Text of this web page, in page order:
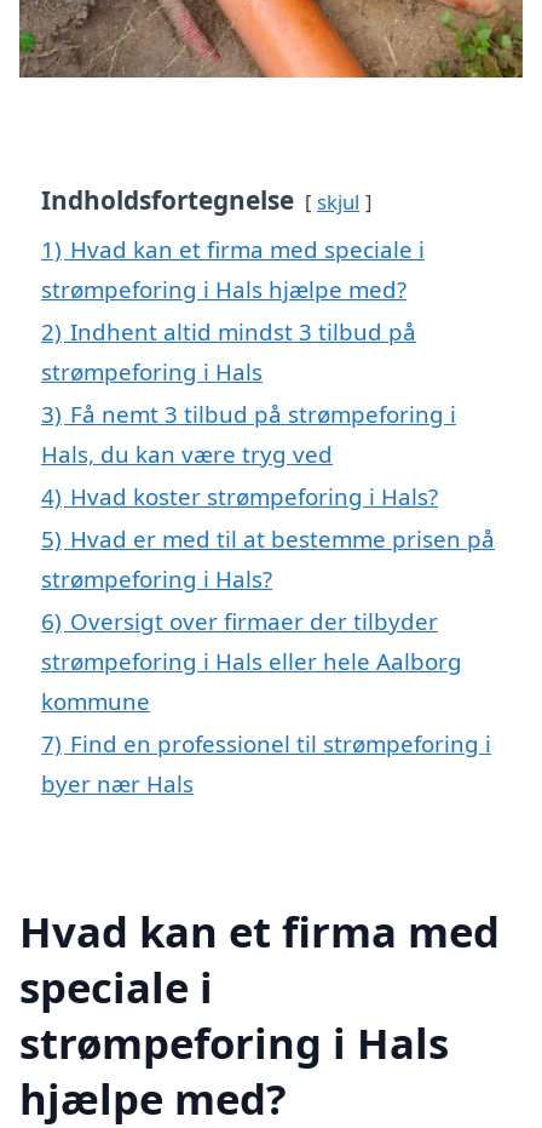
Indholdsfortegnelse skjul
1) Hvad kan et firma med speciale i
strømpeforing i Hals hjælpe med?
2) Indhent altid mindst 3 tilbud på
strømpeforing i Hals
3) Få nemt 3 tilbud på strømpeforing i
Hals, du kan være tryg ved
4) Hvad koster strømpeforing i Hals?
5) Hvad er med til at bestemme prisen på
strømpeforing i Hals?
6) Oversigt over firmaer der tilbyder
strømpeforing i Hals eller hele Aalborg
kommune
7) Find en professionel til strømpeforing i
byer nær Hals
Hvad kan et firma med
speciale i
strømpeforing i Hals
hjælpe med?